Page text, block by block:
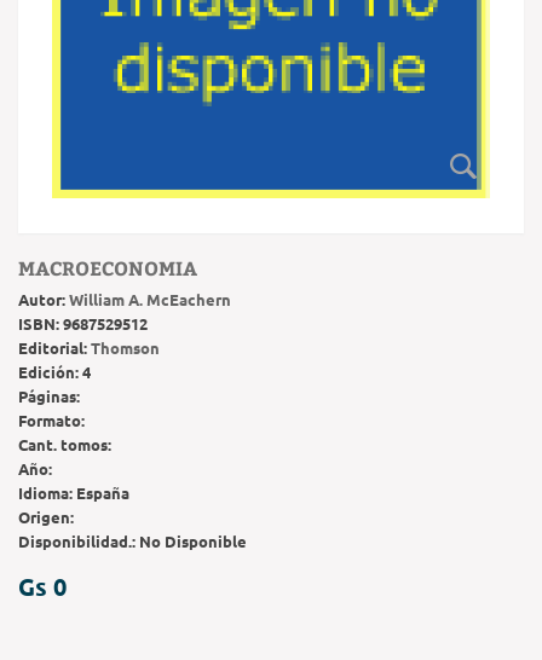
MACROECONOMIA
Autor:William A. McEachern
ISBN:9687529512
Editorial:Thomson
Edición:4
Páginas:
Formato:
Cant. tomos:
Año:
Idioma: España
Origen:
Disponibilidad.: No Disponible
Gs 0